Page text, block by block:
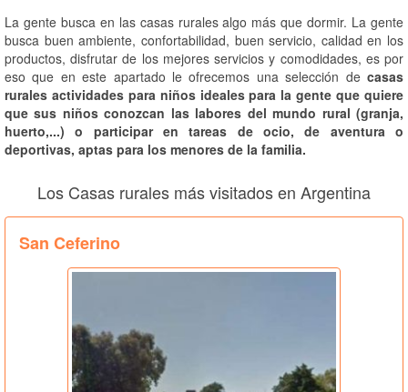
La gente busca en las casas rurales algo más que dormir. La gente
busca buen ambiente, confortabilidad, buen servicio, calidad en los
productos, disfrutar de los mejores servicios y comodidades, es por
eso que en este apartado le ofrecemos una selección de casas
rurales actividades para niños ideales para la gente que quiere
que sus niños conozcan las labores del mundo rural (granja,
huerto,...) o participar en tareas de ocio, de aventura o
deportivas, aptas para los menores de la familia.
Los Casas rurales más visitados en Argentina
San Ceferino